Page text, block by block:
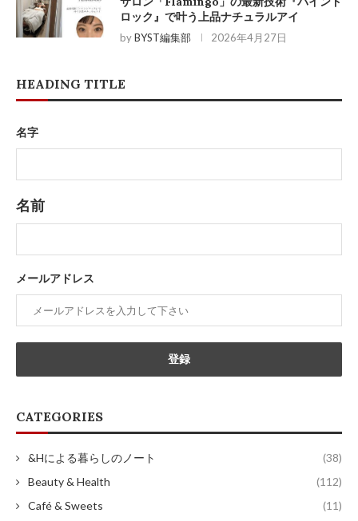
ロック』で叶う上品ナチュラルアイ
byBYST編集部 2026年4月27日
HEADING TITLE
名字
名前
メールアドレス
CATEGORIES
&Hによる暮らしのノート
(38)
Beauty & Health
(112)
Café & Sweets
(11)